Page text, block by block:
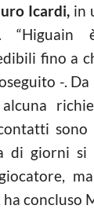
Icardi, in
. “Higuain
fino a
-.
sono
di giorni si
concluso